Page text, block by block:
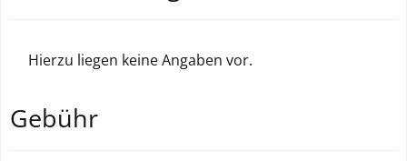
Hierzu liegen keine Angaben vor.
Gebühr